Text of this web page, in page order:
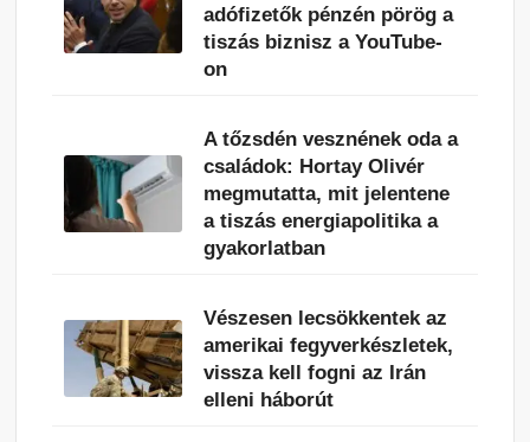
adófizetők pénzén pörög a
tiszás biznisz a YouTube-
on
A tőzsdén vesznének oda a
családok: Hortay Olivér
megmutatta, mit jelentene
a tiszás energiapolitika a
gyakorlatban
Vészesen lecsökkentek az
amerikai fegyverkészletek,
vissza kell fogni az Irán
elleni háborút